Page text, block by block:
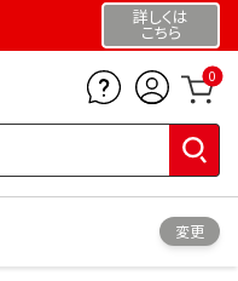
詳しくは
こちら
0
変更